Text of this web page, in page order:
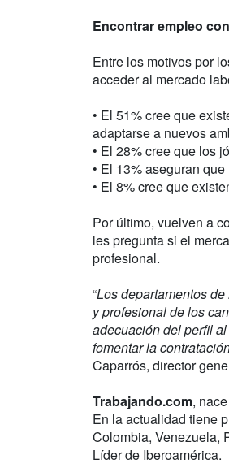
Encontrar empleo
Entre los motivos por
acceder al mercado
• El 51% cree que
adaptarse a nuevos
• El 28% cree que los
• El 13% aseguran
• El 8% cree que
Por último, vuelven a
les pregunta si el
profesional.
“Los departamentos
y profesional de los
adecuación del perfil
fomentar la
Caparrós, director
Trabajando.com,
En la actualidad tiene
Colombia, Venezuela,
Líder de Iberoamérica.